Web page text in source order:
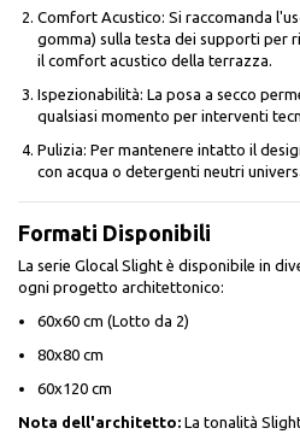
Comfort Acustico: Si raccomanda
gomma) sulla testa dei supporti per
il comfort acustico della terrazza.
Ispezionabilità: La posa a secco
qualsiasi momento per interventi
Pulizia: Per mantenere intatto il
con acqua o detergenti neutri
Formati Disponibili
La serie Glocal Slight è disponibile in
ogni progetto architettonico:
60x60 cm (Lotto da 2)
80x80 cm
60x120 cm
Nota dell'architetto: La tonalità